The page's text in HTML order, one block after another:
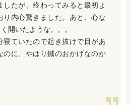
したが、終わってみると最初よ
り内心驚きました。あと、心な
開いたような。。。
寝ていたので起き抜けで目があ
のに、やはり鍼のおかげなのか